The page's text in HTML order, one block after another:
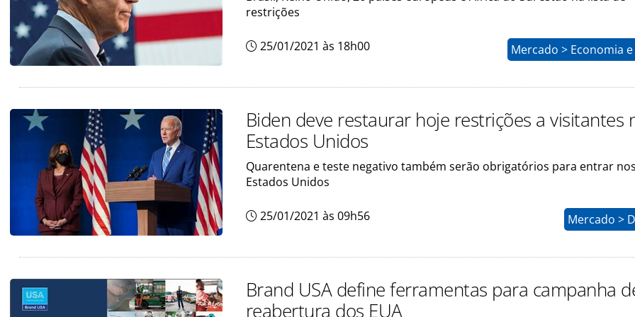
restrições
25/01/2021 às 18h00 Mercado > Economia
Biden deve restaurar hoje restrições a visitantes
Estados Unidos
Quarentena e teste negativo também serão obrigatórios para entrar nos
Estados Unidos
25/01/2021 às 09h56 Mercado >
Brand USA define ferramentas para campanha
reabertura dos EUA